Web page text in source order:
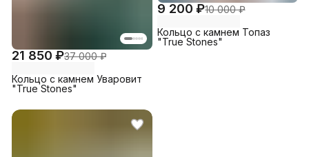
21 850 ₽37 000 ₽
Кольцо с камнем Уваровит
"True Stones"
9 200 ₽10 000 ₽
Кольцо с камнем Топаз
"True Stones"